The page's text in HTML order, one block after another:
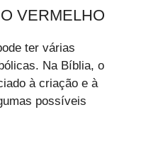
VERMELHO
ter várias
Na Bíblia, o
à criação e à
possíveis